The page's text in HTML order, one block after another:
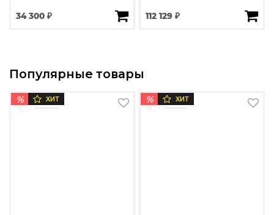
34 300 ₽ 112 129 ₽
Популярные товары
% ХИТ % ХИТ